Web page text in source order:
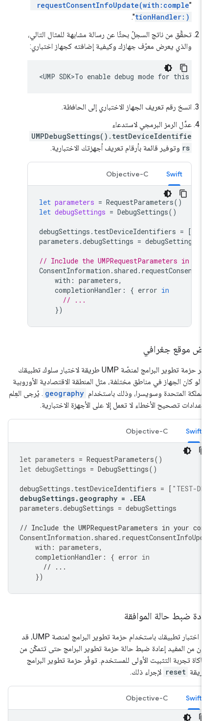
requestConsentInfoUpdate(with:comple
tionHandler:)
".
تحقَّق من ناتج السجلّ بحثًا عن رسالة مشابهة للمثال التالي،
والذي يعرض معرّف جهازك وكيفية إضافته كجهاز اختباري:
انسخ رقم تعريف الجهاز الاختباري إلى الحافظة.
عدِّل الرمز البرمجي لاستدعاء
UMPDebugSettings().testDeviceIdentifie
وتوفير قائمة بأرقام تعريف أجهزتك الاختبارية.
Swift
Objective-C
let parameters = RequestParameters
let debugSettings = DebugSettings
debugSettings.testDeviceIdentifiers
parameters.debugSettings = debugSettings
// Include the UMPRequestParameters in
ConsentInformation.shared.
with: parameters
completionHandler
{ error
// ...
موقع جغرافي
توفّر حزمة تطوير البرامج لمنصّة UMP طريقة لاختبار سلوك تطبيقك
لو كان الجهاز في مناطق مختلفة، مثل المنطقة الاقتصادية الأوروبية
المتحدة وسويسرا، وذلك باستخدام geography . يُرجى العِلم
إعدادات تصحيح الأخطاء لا تعمل إلا على الأجهزة الاختبارية.
Swift
Objective-C
let parameters = RequestParameters
let debugSettings = DebugSettings
debugSettings.testDeviceIdentifiers = ["TEST-
debugSettings.geography = .EEA
parameters.debugSettings = debugSettings
// Include the UMPRequestParameters in your
ConsentInformation.shared.
with: parameters
completionHandler
{ error
// ...
ضبط حالة الموافقة
عند اختبار تطبيقك باستخدام حزمة تطوير البرامج لمنصة UMP، قد
من المفيد إعادة ضبط حالة حزمة تطوير البرامج حتى تتمكّن من
تجربة التثبيت الأولى للمستخدم. توفّر حزمة تطوير البرامج
reset لإجراء ذلك.
Swift
Objective-C